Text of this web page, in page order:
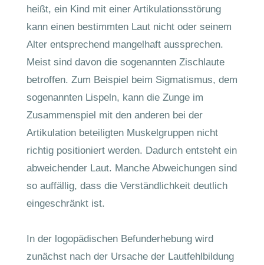
heißt, ein Kind mit einer Artikulationsstörung
kann einen bestimmten Laut nicht oder seinem
Alter entsprechend mangelhaft aussprechen.
Meist sind davon die sogenannten Zischlaute
betroffen. Zum Beispiel beim Sigmatismus, dem
sogenannten Lispeln, kann die Zunge im
Zusammenspiel mit den anderen bei der
Artikulation beteiligten Muskelgruppen nicht
richtig positioniert werden. Dadurch entsteht ein
abweichender Laut. Manche Abweichungen sind
so auffällig, dass die Verständlichkeit deutlich
eingeschränkt ist.
In der logopädischen Befunderhebung wird
zunächst nach der Ursache der Lautfehlbildung